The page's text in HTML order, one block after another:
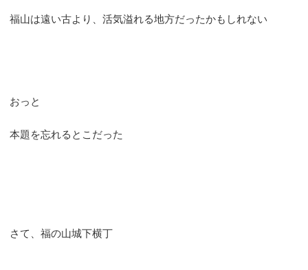
福山は遠い古より、活気溢れる地方だったかもしれない
おっと
本題を忘れるとこだった
さて、福の山城下横丁